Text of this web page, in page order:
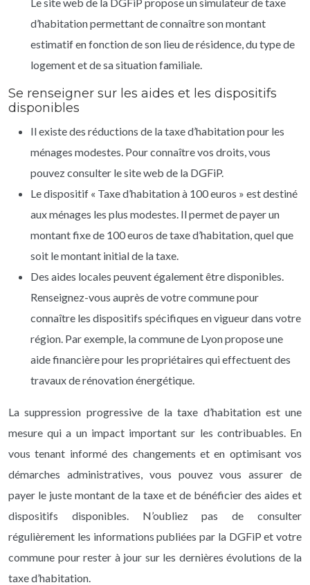
d’habitation permettant de connaître son montant
estimatif en fonction de son lieu de résidence, du type de
logement et de sa situation familiale.
Se renseigner sur les aides et les dispositifs
disponibles
Il existe des réductions de la taxe d’habitation pour les
ménages modestes. Pour connaître vos droits, vous
pouvez consulter le site web de la DGFiP.
Le dispositif « Taxe d’habitation à 100 euros » est destiné
aux ménages les plus modestes. Il permet de payer un
montant fixe de 100 euros de taxe d’habitation, quel que
soit le montant initial de la taxe.
Des aides locales peuvent également être disponibles.
Renseignez-vous auprès de votre commune pour
connaître les dispositifs spécifiques en vigueur dans votre
région. Par exemple, la commune de Lyon propose une
aide financière pour les propriétaires qui effectuent des
travaux de rénovation énergétique.
La suppression progressive de la taxe d’habitation est une
mesure qui a un impact important sur les contribuables. En
vous tenant informé des changements et en optimisant vos
démarches administratives, vous pouvez vous assurer de
payer le juste montant de la taxe et de bénéficier des aides et
dispositifs disponibles. N’oubliez pas de consulter
régulièrement les informations publiées par la DGFiP et votre
commune pour rester à jour sur les dernières évolutions de la
taxe d’habitation.